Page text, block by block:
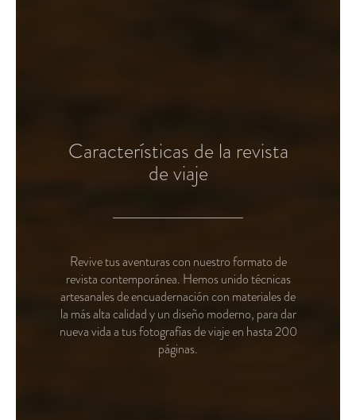
Características de la revista
de viaje
Revive tus aventuras con nuestro formato de
revista contemporánea. Hemos unido técnicas
artesanales de encuadernación con materiales de
la más alta calidad y un diseño moderno, para dar
nueva vida a tus fotografías de viaje en hasta 200
páginas.